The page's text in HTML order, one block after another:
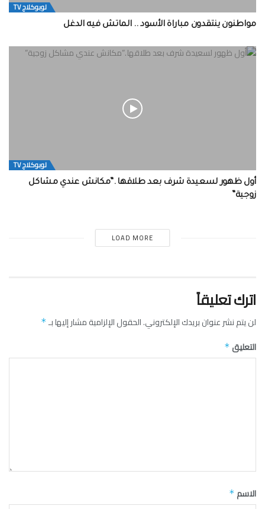
لوبوكلاج TV
مواطنون ينتقدون مباراة الأسود .. الماتش فيه الدغل
لوبوكلاج TV
أول ظهور لسعيدة شرف بعد طلاقها .”مكانش عندي مشاكل
زوجية”
LOAD MORE
اترك تعليقاً
لن يتم نشر عنوان بريدك الإلكتروني.الحقول الإلزامية مشار إليها بـ*
التعليق *
الاسم *